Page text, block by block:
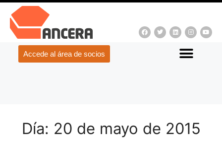
Accede al área de socios
Día: 20 de mayo de 2015